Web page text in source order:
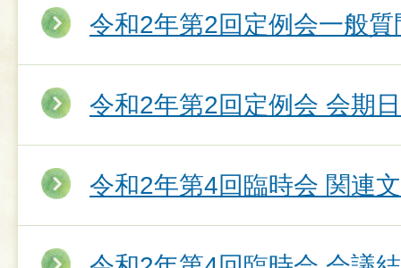
令和2年第2回定例会一般質
令和2年第2回定例会 会期
令和2年第4回臨時会 関連